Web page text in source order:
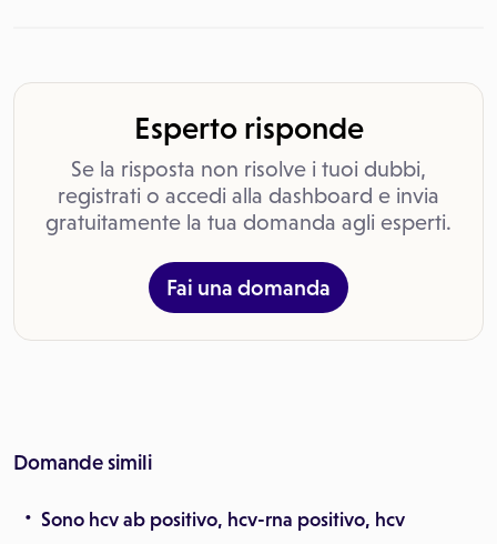
Esperto risponde
Se la risposta non risolve i tuoi dubbi,
registrati o accedi alla dashboard e invia
gratuitamente la tua domanda agli esperti.
Fai una domanda
Domande simili
Sono hcv ab positivo, hcv-rna positivo, hcv